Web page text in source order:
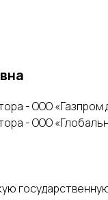
- ООО «Газпром
- ООО